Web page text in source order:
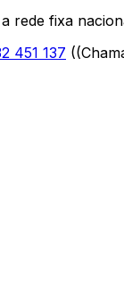
rede fixa
451 137 (